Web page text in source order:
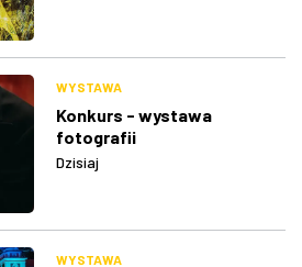
WYSTAWA
Konkurs - wystawa
fotografii
Dzisiaj
WYSTAWA